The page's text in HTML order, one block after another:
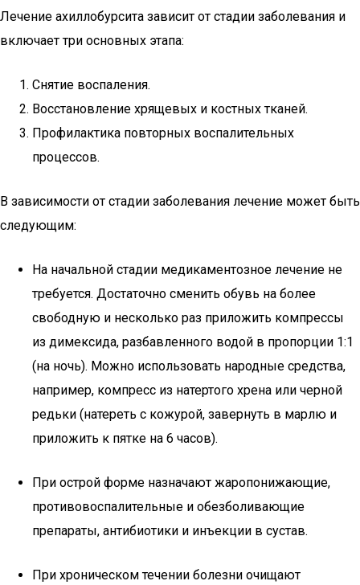
Лечение ахиллобурсита зависит от стадии заболевания и
включает три основных этапа:
Снятие воспаления.
Восстановление хрящевых и костных тканей.
Профилактика повторных воспалительных
процессов.
В зависимости от стадии заболевания лечение может быть
следующим:
На начальной стадии медикаментозное лечение не
требуется. Достаточно сменить обувь на более
свободную и несколько раз приложить компрессы
из димексида, разбавленного водой в пропорции 1:1
(на ночь). Можно использовать народные средства,
например, компресс из натертого хрена или черной
редьки (натереть с кожурой, завернуть в марлю и
приложить к пятке на 6 часов).
При острой форме назначают жаропонижающие,
противовоспалительные и обезболивающие
препараты, антибиотики и инъекции в сустав.
При хроническом течении болезни очищают